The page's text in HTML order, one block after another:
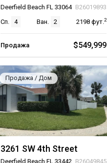
Deerfield Beach FL 33064 B26019893
Сп.
4 Ван. 2 2198 фут.2
Продажа $549,999
Продажа / Дом
3261 SW 4th Street
Deerfield Beach FL 33442 B26049845